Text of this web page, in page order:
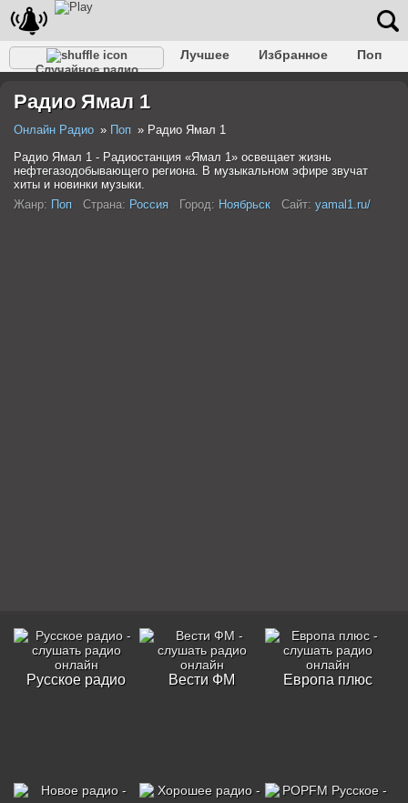
Случайное радио
Лучшее Избранное
Поп
Разговорное
Рэп
Радио Ямал 1
Онлайн Радио Поп
Радио Ямал 1
Радио Ямал 1 - Радиостанция «Ямал 1» освещает жизнь
нефтегазодобывающего региона. В музыкальном эфире звучат
хиты и новинки музыки.
Жанр: Поп Страна: Россия Город: Ноябрьск Сайт: yamal1.ru/
Русское радио Вести ФМ Европа плюс